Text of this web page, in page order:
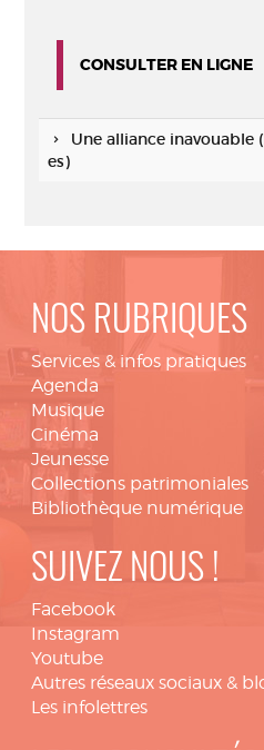
CONSULTER EN LIGNE
Une alliance inavouable
es)
NOS RUBRIQUES
Services & infos pratiques
Agenda
Musique
Cinéma
Jeunesse
Collections patrimoniales
Bibliothèque numérique
SUIVEZ NOUS !
Facebook
Instagram
Youtube
Autres réseaux sociaux &
Les infolettres